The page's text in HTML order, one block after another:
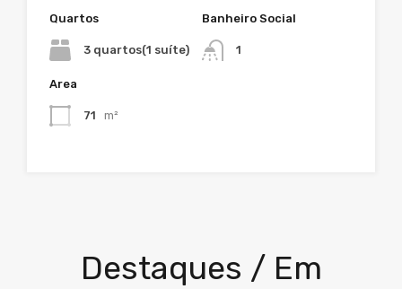
Quartos
3 quartos(1 suíte)
Banheiro Social
1
Area
71 m²
Destaques / Em